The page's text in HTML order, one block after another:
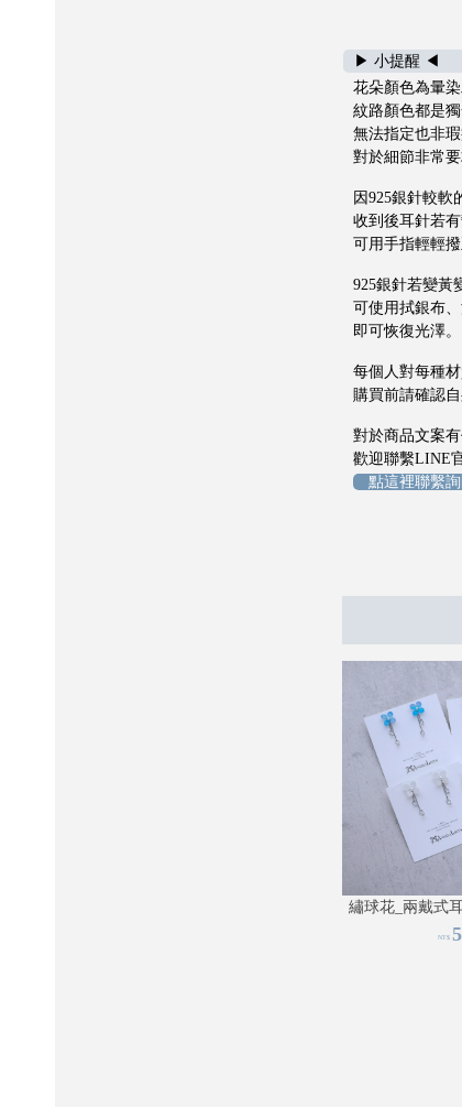
▶ 小提醒 ◀
花朵顏色為暈染
紋路顏色都是獨
無法指定也非瑕
對於細節非常
因925銀針較軟
收到後耳針若有
可用手指輕輕撥
925銀針若變黃
可使用拭銀布
即可恢復光澤。
每個人對每種
購買前請確認
對於商品文案
歡迎聯繫LINE
點這裡聯繫
NT$
繡球花_兩戴式